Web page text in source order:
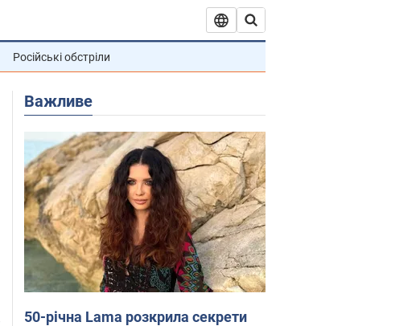
Російські обстріли
Важливе
50-річна Lama розкрила секрети